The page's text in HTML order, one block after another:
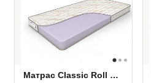
Матрас Classic Roll Slim